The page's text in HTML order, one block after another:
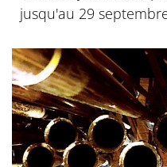
jusqu'au 29